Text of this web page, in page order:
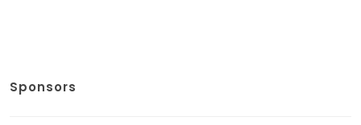
Sponsors